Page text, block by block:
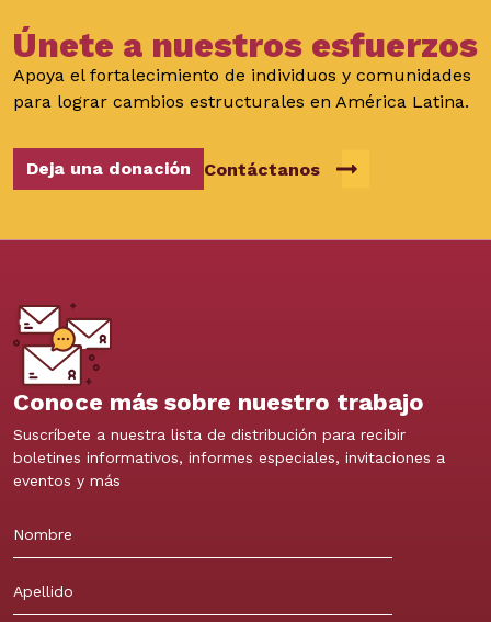
Únete a nuestros esfuerzos
Apoya el fortalecimiento de individuos y comunidades
para lograr cambios estructurales en América Latina.
Deja una donación Contáctanos
Conoce más sobre nuestro trabajo
Suscríbete a nuestra lista de distribución para recibir
boletines informativos, informes especiales, invitaciones a
eventos y más